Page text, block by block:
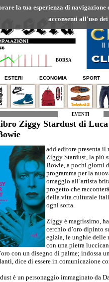
la tua esperienza di
acconsenti all'uso
BORSA
ESTERI ECONOMIA SPORT
EVENTI
Ziggy Stardust di
add editore presenta il
Ziggy Stardust, la più
Bowie, a pochi giorni
programma per la
omaggio all’artista
progetto che
della vita culturale
ogni sorta.
Ziggy è magrissimo,
cerchio d’oro dipinto
egizia, le unghie delle
con una pietra
con un disegno di palme; indossa
dice di essere in comunicazione
è un personaggio immaginato da